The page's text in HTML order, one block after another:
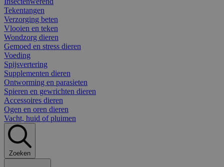
Tekentangen
Verzorging beten
Vlooien en teken
Wondzorg dieren
Gemoed en stress dieren
Voeding
Spijsvertering
Supplementen dieren
Ontworming en parasieten
Spieren en gewrichten dieren
Accessoires dieren
Ogen en oren dieren
Vacht, huid of pluimen
Zoeken